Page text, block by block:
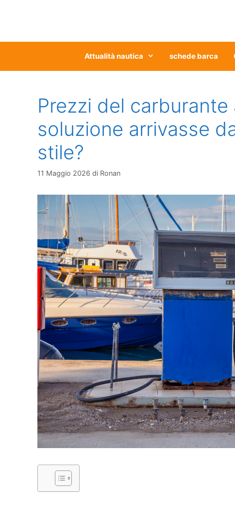
Attualità nautica schede barca
Prezzi del
soluzione arrivasse
stile?
11 Maggio 2026 di Ronan